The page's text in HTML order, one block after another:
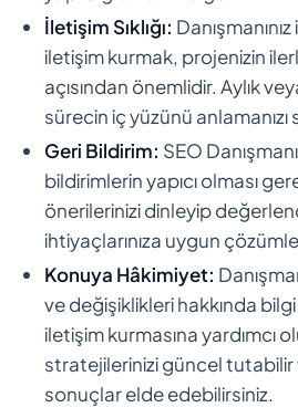
İletişim Sıklığı:
iletişim kurmak, projenizin
açısından önemlidir. Aylık
sürecin iç yüzünü anlamanızı
Geri Bildirim: SEO
bildirimlerin yapıcı olması
önerilerinizi dinleyip
ihtiyaçlarınıza uygun
Konuya Hâkimiyet:
ve değişiklikleri hakkında
iletişim kurmasına yardımcı
stratejilerinizi güncel tutabilir
sonuçlar elde edebilirsiniz.